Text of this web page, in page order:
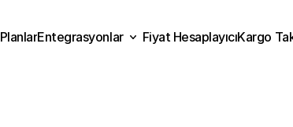
PlanlarEntegrasyonlar
Fiyat HesaplayıcıKargo